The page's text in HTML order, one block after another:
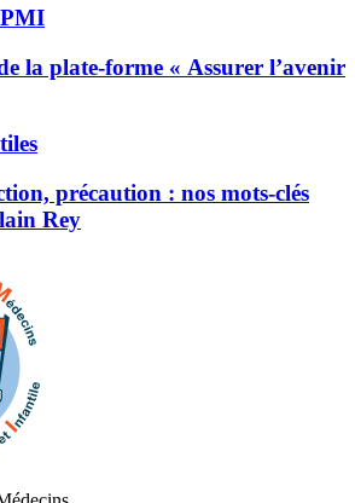
la plate-forme « Assurer l’avenir
précaution : nos mots-clés
Rey